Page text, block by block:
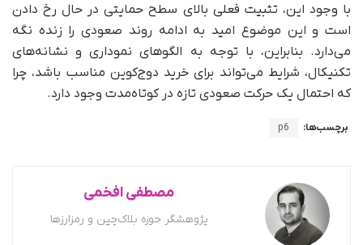
با وجود این، تثبیت فعلی بالای سطح حمایتی در حال رخ دادن
است و این موضوع امید به ادامه روند صعودی را زنده نگه
می‌دارد. بنابراین، با توجه به الگوهای نموداری و نشانه‌های
تکنیکال، شرایط می‌تواند برای خرید دوج‌کوین مناسب باشد، چرا
که احتمال یک حرکت صعودی تازه در کوتاه‌مدت وجود دارد.
برچسب‌ها: p6
مصطفی افخمی
پژوهشگر حوزه بلاک‌چین و رمزارزها